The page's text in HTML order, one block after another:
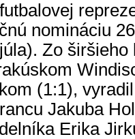
nomináciu
Zo
(1:1),
Jakuba
Erika